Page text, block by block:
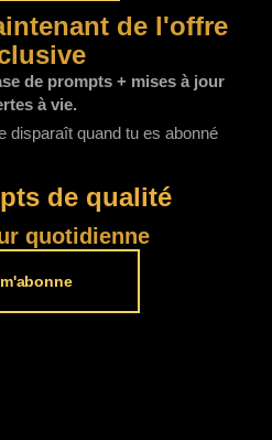
de l'offre
de prompts + mises à jour
à vie.
disparaît quand tu es abonné
de qualité
quotidienne